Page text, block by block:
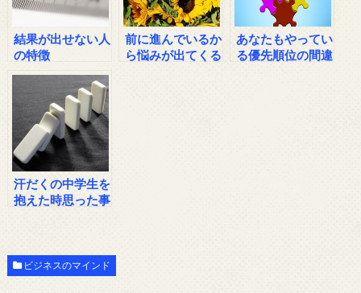
結果が出せない人
の特徴
前に進んでいるか
ら悩みが出てくる
あなたもやってい
る優先順位の間違
汗だくの中学生を
抱えた時思った事
ビジネスのマインド